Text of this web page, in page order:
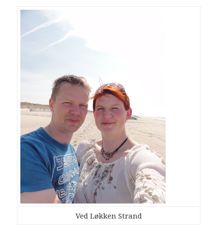
Ved Løkken Strand